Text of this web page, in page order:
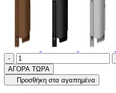
Ποσότητα
-product.increase.quantity
ΑΓΟΡΑ ΤΩΡΑ
Προσθήκη στα αγαπημένα